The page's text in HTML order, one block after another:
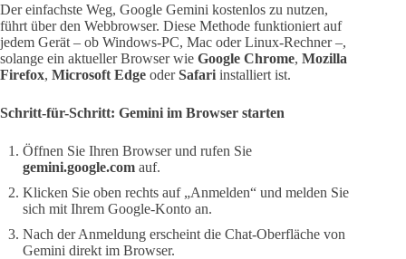
Der einfachste Weg, Google Gemini kostenlos zu nutzen,
führt über den Webbrowser. Diese Methode funktioniert auf
jedem Gerät – ob Windows-PC, Mac oder Linux-Rechner –,
solange ein aktueller Browser wie Google Chrome, Mozilla
Firefox, Microsoft Edge oderSafari installiert ist.
Schritt-für-Schritt: Gemini im Browser starten
Öffnen Sie Ihren Browser und rufen Sie
gemini.google.com auf.
Klicken Sie oben rechts auf „Anmelden“ und melden Sie
sich mit Ihrem Google-Konto an.
Nach der Anmeldung erscheint die Chat-Oberfläche von
Gemini direkt im Browser.